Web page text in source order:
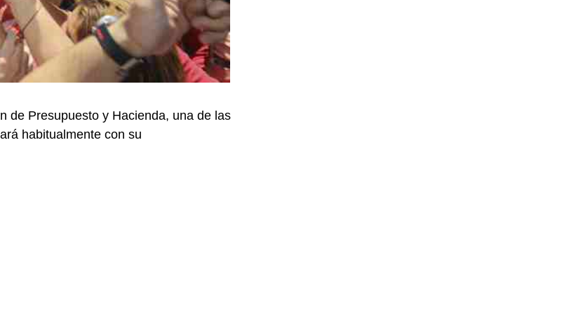
de Presupuesto y Hacienda, una de las
habitualmente con su